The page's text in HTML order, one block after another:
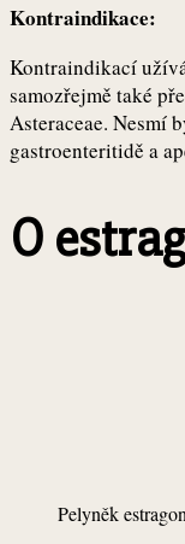
Kontraindikace:
Kontraindikací
samozřejmě také
Asteraceae. Nesmí
gastroenteritidě a
O
Pelyněk estragon